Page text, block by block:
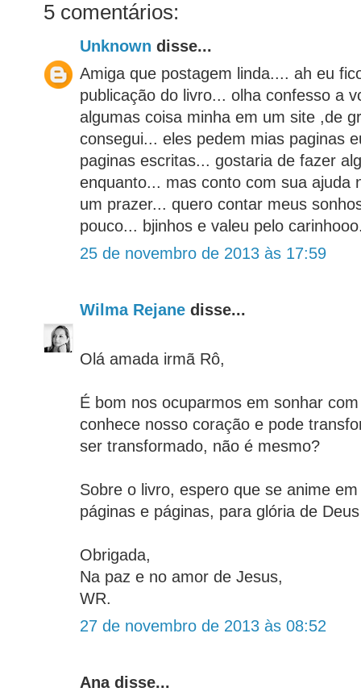
5 comentários:
Unknown disse...
Amiga que postagem linda.... ah eu
publicação do livro... olha confesso a
algumas coisa minha em um site ,de
consegui... eles pedem mias paginas
paginas escritas... gostaria de fazer
enquanto... mas conto com sua ajuda
um prazer... quero contar meus
pouco... bjinhos e valeu pelo
25 de novembro de 2013 às 17:59
Wilma Rejane disse...
Olá amada irmã Rô,
É bom nos ocuparmos em sonhar
conhece nosso coração e pode
ser transformado, não é mesmo?
Sobre o livro, espero que se anime
páginas e páginas, para glória de
Obrigada,
Na paz e no amor de Jesus,
WR.
27 de novembro de 2013 às 08:52
Ana disse...